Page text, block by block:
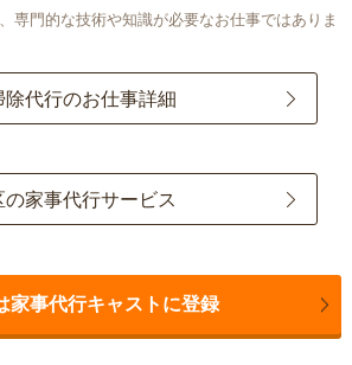
専門的な技術や知識が必要なお仕事ではありま
除代行のお仕事詳細
の家事代行サービス
家事代行キャストに登録